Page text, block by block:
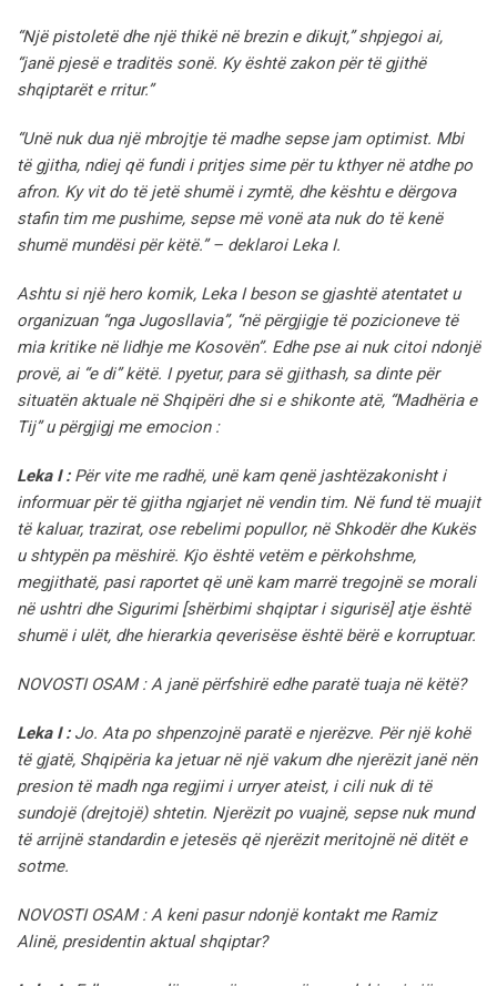
“Një pistoletë dhe një thikë në brezin e dikujt,” shpjegoi ai,
“janë pjesë e traditës sonë. Ky është zakon për të gjithë
shqiptarët e rritur.”
“Unë nuk dua një mbrojtje të madhe sepse jam optimist. Mbi
të gjitha, ndiej që fundi i pritjes sime për tu kthyer në atdhe po
afron. Ky vit do të jetë shumë i zymtë, dhe kështu e dërgova
stafin tim me pushime, sepse më vonë ata nuk do të kenë
shumë mundësi për këtë.” – deklaroi Leka I.
Ashtu si një hero komik, Leka I beson se gjashtë atentatet u
organizuan “nga Jugosllavia”, “në përgjigje të pozicioneve të
mia kritike në lidhje me Kosovën”. Edhe pse ai nuk citoi ndonjë
provë, ai “e di” këtë. I pyetur, para së gjithash, sa dinte për
situatën aktuale në Shqipëri dhe si e shikonte atë, “Madhëria e
Tij” u përgjigj me emocion :
Leka I : Për vite me radhë, unë kam qenë jashtëzakonisht i
informuar për të gjitha ngjarjet në vendin tim. Në fund të muajit
të kaluar, trazirat, ose rebelimi popullor, në Shkodër dhe Kukës
u shtypën pa mëshirë. Kjo është vetëm e përkohshme,
megjithatë, pasi raportet që unë kam marrë tregojnë se morali
në ushtri dhe Sigurimi [shërbimi shqiptar i sigurisë] atje është
shumë i ulët, dhe hierarkia qeverisëse është bërë e korruptuar.
NOVOSTI OSAM : A janë përfshirë edhe paratë tuaja në këtë?
Leka I : Jo. Ata po shpenzojnë paratë e njerëzve. Për një kohë
të gjatë, Shqipëria ka jetuar në një vakum dhe njerëzit janë nën
presion të madh nga regjimi i urryer ateist, i cili nuk di të
sundojë (drejtojë) shtetin. Njerëzit po vuajnë, sepse nuk mund
të arrijnë standardin e jetesës që njerëzit meritojnë në ditët e
sotme.
NOVOSTI OSAM : A keni pasur ndonjë kontakt me Ramiz
Alinë, presidentin aktual shqiptar?